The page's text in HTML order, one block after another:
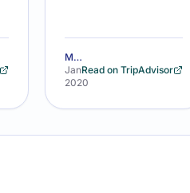
MoritzB418
Jan
2020
Read on TripAdvisor